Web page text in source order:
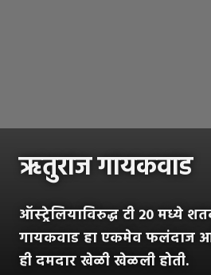
ऋतुराज गायकवाड
ऑस्ट्रेलियाविरुद्ध टी 20 मध्ये
गायकवाड हा एकमेव फलंदाज
ही दमदार खेळी खेळली होती.